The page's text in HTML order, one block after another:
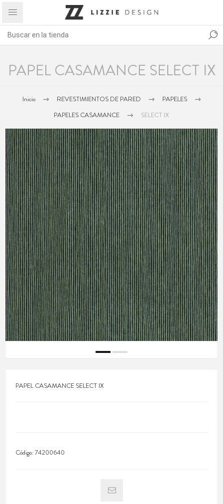
PAPEL CASAMANCE SELECT IX
Inicio REVESTIMIENTOS DE PARED
PAPELES
PAPELES CASAMANCE
SELECT IX
PAPEL CASAMANCE SELECT IX
Código:74200640